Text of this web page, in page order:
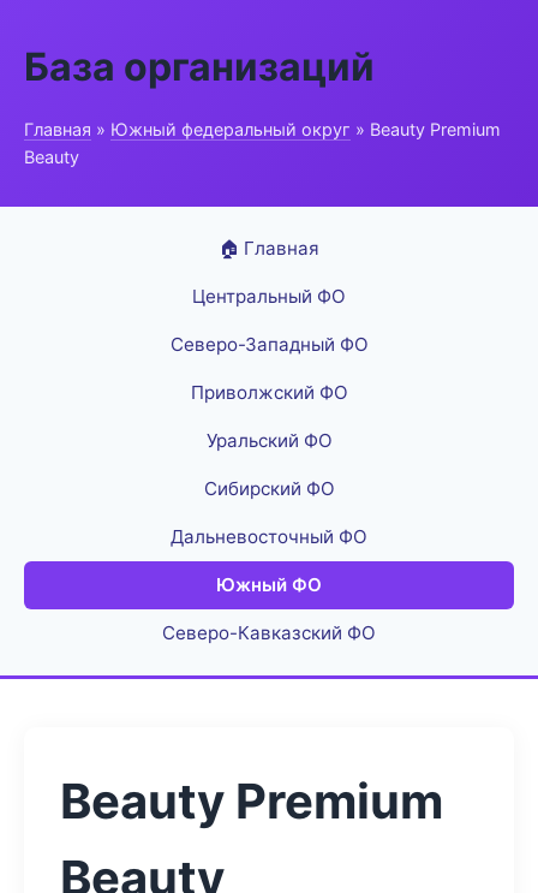
База организаций
Главная » Южный федеральный округ » Beauty Premium
Beauty
🏠 Главная
Центральный ФО
Северо-Западный ФО
Приволжский ФО
Уральский ФО
Сибирский ФО
Дальневосточный ФО
Южный ФО
Северо-Кавказский ФО
Beauty Premium
Beauty